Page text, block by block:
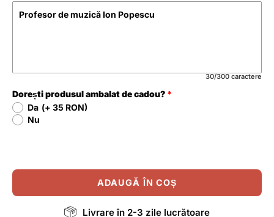
30/300 caractere
Dorești produsul ambalat de cadou?
Da (+ 35 RON)
Nu
ADAUGĂ ÎN COȘ
Livrare în 2-3 zile lucrătoare